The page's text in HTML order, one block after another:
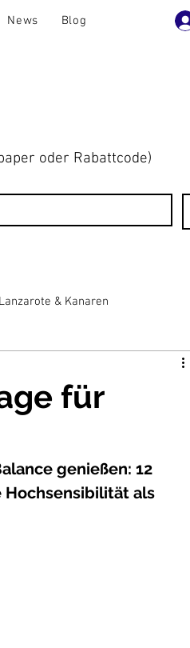
News Blog
oder Rabattcode)
Lanzarote & Kanaren
für
genießen: 12
Hochsensibilität als